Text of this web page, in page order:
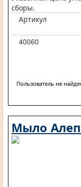
сборы.
Артикул
40060
Пользователь не
Мыло